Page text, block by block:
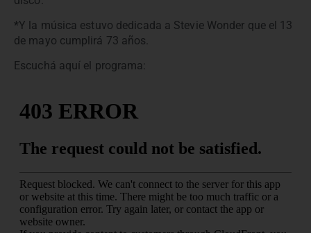
*Y la música estuvo dedicada a Stevie Wonder que el 13
de mayo cumplirá 73 años.
Escuchá aquí el programa: